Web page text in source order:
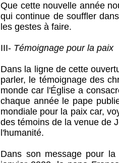
Que cette nouvelle année
qui continue de souffler
les gestes à faire.
III- Témoignage pour la paix
Dans la ligne de cette
parler, le témoignage des
monde car l'Église a
chaque année le pape
mondiale pour la paix car,
des témoins de la venue de
l'humanité.
Dans son message pour